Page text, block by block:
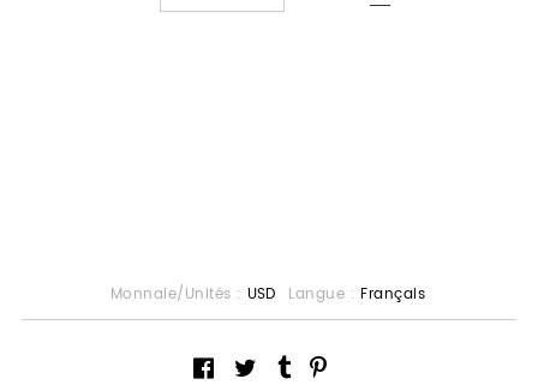
Monnaie/Unités : USD Langue : Français